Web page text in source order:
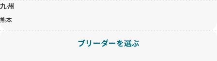
九州
熊本
ブリーダーを選ぶ